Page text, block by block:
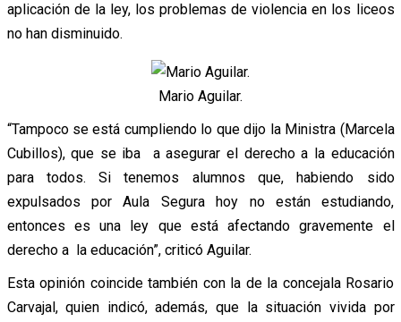
aplicación de la ley, los problemas de violencia en los liceos
no han disminuido.
Mario Aguilar.
“Tampoco se está cumpliendo lo que dijo la Ministra (Marcela
Cubillos), que se iba a asegurar el derecho a la educación
para todos. Si tenemos alumnos que, habiendo sido
expulsados por Aula Segura hoy no están estudiando,
entonces es una ley que está afectando gravemente el
derecho a la educación”, criticó Aguilar.
Esta opinión coincide también con la de la concejala Rosario
Carvajal, quien indicó, además, que la situación vivida por